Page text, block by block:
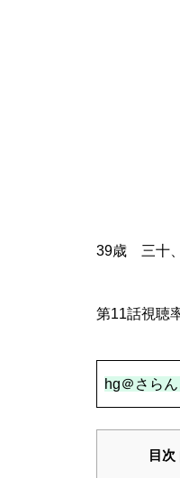
39歳 三十
第11話視聴
hg＠さら
目次